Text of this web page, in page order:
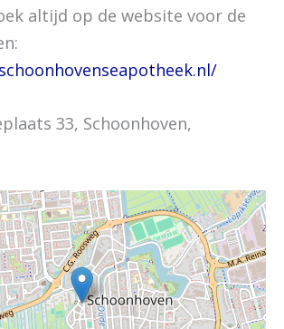
altijd op de website voor de
33, Schoonhoven,